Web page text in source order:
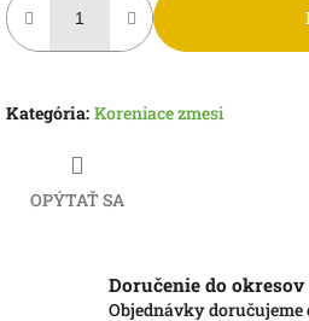
Kategória: Koreniace zmesi
OPÝTAŤ SA
Doručenie do okresov
Objednávky doručujeme